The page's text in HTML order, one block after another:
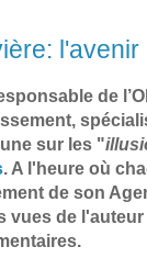
de
sur les "
. A l'heure où
de son
vues de